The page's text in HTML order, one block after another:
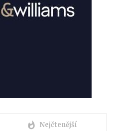
whatshot Nejčtenější